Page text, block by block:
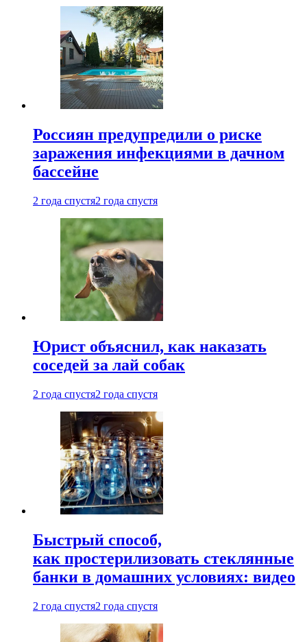
Россиян предупредили о риске
заражения инфекциями в дачном
бассейне
2 года спустя2 года спустя
Юрист объяснил, как наказать
соседей за лай собак
2 года спустя2 года спустя
Быстрый способ,
как простерилизовать стеклянные
банки в домашних условиях: видео
2 года спустя2 года спустя